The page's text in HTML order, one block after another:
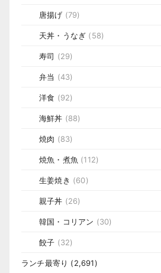
唐揚げ (79)
天丼・うなぎ (58)
寿司 (29)
弁当 (43)
洋食 (92)
海鮮丼 (88)
焼肉 (83)
焼魚・煮魚 (112)
生姜焼き (60)
親子丼 (26)
韓国・コリアン (30)
餃子 (32)
ランチ最寄り (2,691)